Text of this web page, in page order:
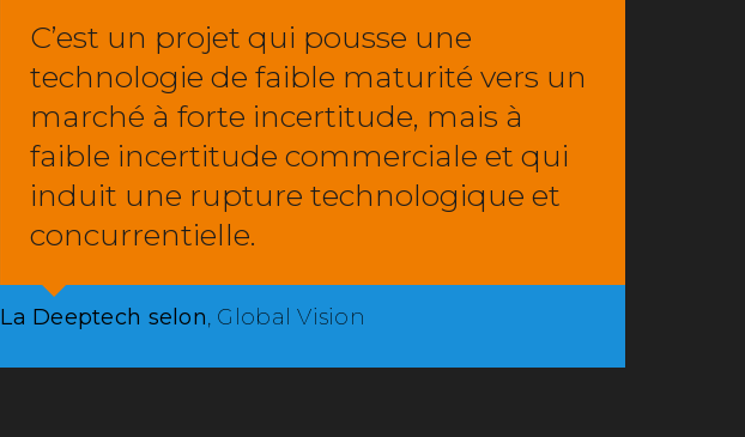
C’est un projet qui pousse une
technologie de faible maturité vers un
marché à forte incertitude, mais à
faible incertitude commerciale et qui
induit une rupture technologique et
concurrentielle.
La Deeptech selon, Global Vision